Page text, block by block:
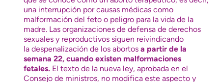
una interrupción por causas médicas como
malformación del feto o peligro para la vida de la
madre. Las organizaciones de defensa de derechos
sexuales y reproductivos siguen reivindicando
la despenalización de los abortos a partir de la
semana 22, cuando existen malformaciones
fetales. El texto de la nueva ley, aprobada en el
Consejo de ministros, no modifica este aspecto y